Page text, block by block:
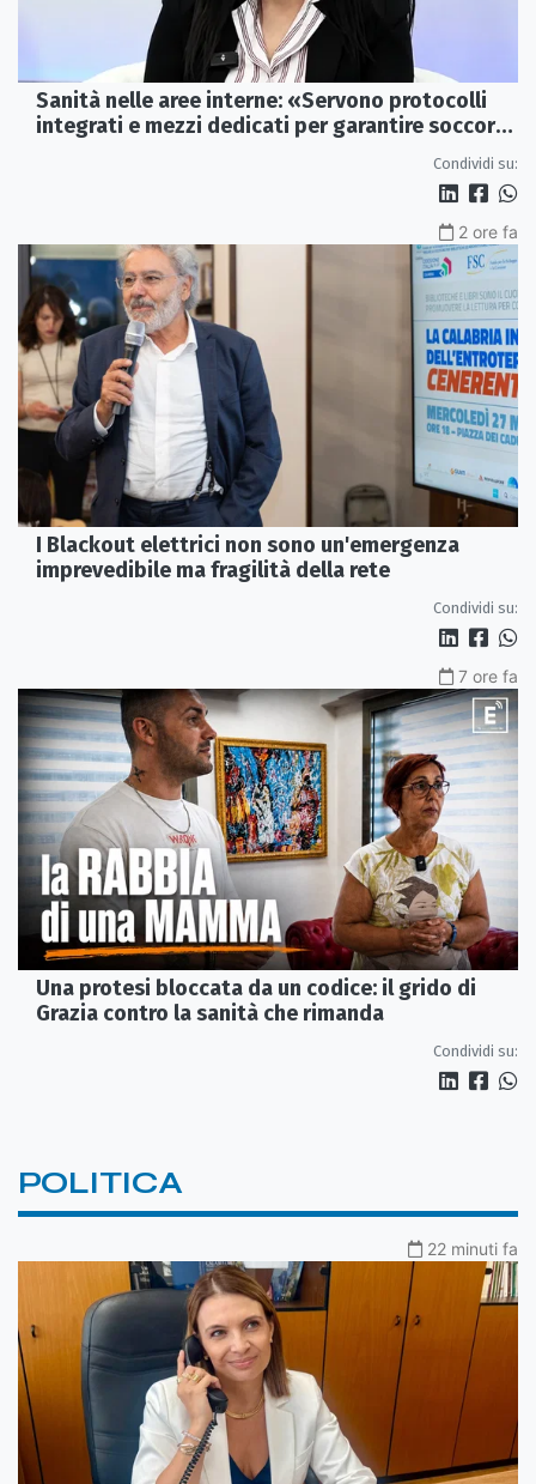
Sanità nelle aree interne: «Servono protocolli
integrati e mezzi dedicati per garantire soccorsi
Condividi su:
2 ore fa
I Blackout elettrici non sono un'emergenza
imprevedibile ma fragilità della rete
Condividi su:
7 ore fa
Una protesi bloccata da un codice: il grido di
Grazia contro la sanità che rimanda
Condividi su:
POLITICA
22 minuti fa